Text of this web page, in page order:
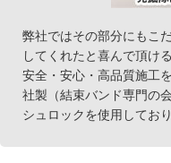
弊社ではその部分にもこ
してくれたと喜んで頂け
安全・安心・高品質施工
社製（結束バンド専門の
シュロックを使用しており